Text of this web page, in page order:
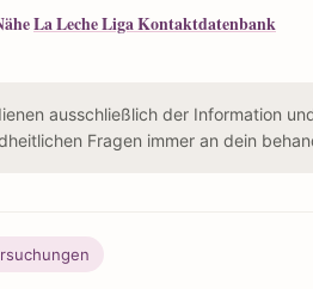
La Leche Liga Kontaktdatenbank
ausschließlich der Information
Fragen immer an dein